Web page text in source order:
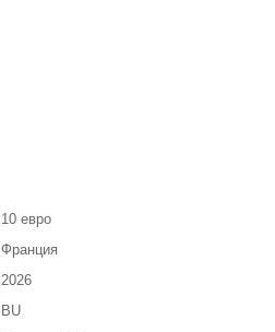
10 евро
Франция
2026
BU